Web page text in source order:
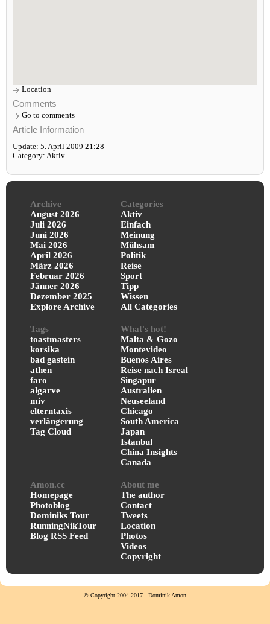
Location
Comments
Go to comments
Article Information
Update: 5. April 2009 21:28
Category: Aktiv
Archive
August 2026
Juli 2026
Juni 2026
Mai 2026
April 2026
März 2026
Februar 2026
Jänner 2026
Dezember 2025
Explore Archive
Categories
Aktiv
Einfach
Meinung
Mühsam
Politik
Reise
Sport
Tipp
Wissen
All Categories
Tags
toastmasters
korsika
bad gastein
athen
faro
algarve
miv
elterntaxis
verlängerung
Tag Cloud
What's hot!
Malta & Gozo
Montevideo
Buenos Aires
Reise nach Isreal
Singapur
Australien
Neuseeland
Chicago
South America
Japan
Istanbul
China Insights
Canada
Amon.cc
Homepage
Photoblog
Dominiks Tour
RunningNikTour
Blog RSS Feed
About me
The author
Contact
Tweets
Location
Photos
Videos
Copyright
© Copyright 2004-2017 - Dominik Amon